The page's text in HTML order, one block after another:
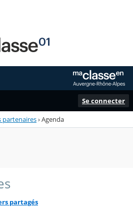
Se connecter
partenaires›Agenda
partagés